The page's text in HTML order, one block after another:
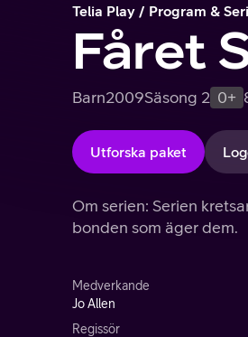
Telia Play Program &
Fåret
Barn2009Säsong 2 0+
Utforska paket
Om serien: Serien
bonden som äger dem.
Medverkande
Jo Allen
Regissör